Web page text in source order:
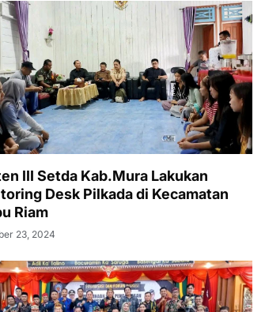
III Setda Kab.Mura Lakukan
Desk Pilkada di Kecamatan
Riam
23, 2024